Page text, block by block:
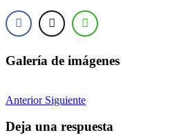
Galería de imágenes
Anterior Siguiente
Deja una respuesta